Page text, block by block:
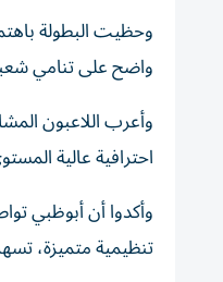
وحظيت البطولة
واضح على تنامي
وأعرب اللاعبون
احترافية عالية
وأكدوا أن أبوظبي
تنظيمية متميزة،